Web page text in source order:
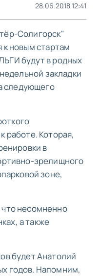
28.06.2018 12:41
Солигорск"
к новым стартам
будут в родных
закладки
следующего
работе. Которая,
в
зрелищного
зоне,
несомненно
а также
будет Анатолий
годов. Напомним,